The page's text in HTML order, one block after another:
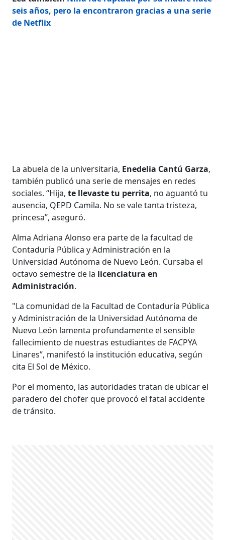
seis años, pero la encontraron gracias a una serie
de Netflix
La abuela de la universitaria, Enedelia Cantú Garza,
también publicó una serie de mensajes en redes
sociales. “Hija,te llevaste tu perrita, no aguantó tu
ausencia, QEPD Camila. No se vale tanta tristeza,
princesa”, aseguró.
Alma Adriana Alonso era parte de la facultad de
Contaduría Pública y Administración en la
Universidad Autónoma de Nuevo León. Cursaba el
octavo semestre de la licenciatura en
Administración.
"La comunidad de la Facultad de Contaduría Pública
y Administración de la Universidad Autónoma de
Nuevo León lamenta profundamente el sensible
fallecimiento de nuestras estudiantes de FACPYA
Linares”, manifestó la institución educativa, según
cita El Sol de México.
Por el momento, las autoridades tratan de ubicar el
paradero del chofer que provocó el fatal accidente
de tránsito.